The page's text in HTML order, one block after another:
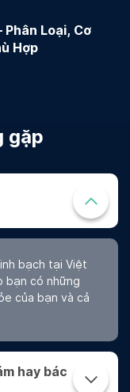
Phân Loại, Cơ
Hợp
gặp
bạch tại Việt
bạn có những
của bạn và cả
hay bác